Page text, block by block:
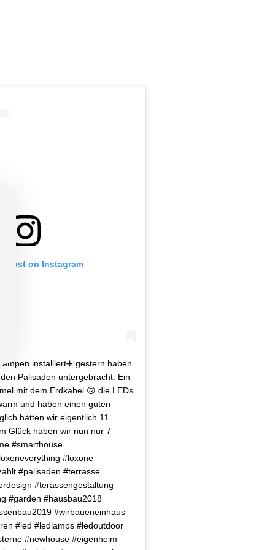
post on Instagram
installiert➕ gestern haben
Palisaden untergebracht. Ein
mit dem Erdkabel 🙃 die LEDs
und haben einen guten
hätten wir eigentlich 11
Glück haben wir nun nur 7
#smarthouse
#loxone
#palisaden #terrasse
#terassengestaltung
#garden #hausbau2018
#wirbaueneinhaus
#led #ledlamps #ledoutdoor
#newhouse #eigenheim